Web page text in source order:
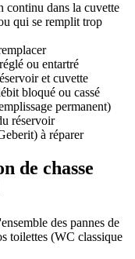
continu dans la cuvette
qui se remplit trop
ou entartré
et cuvette
bloqué ou cassé
permanent)
réservoir
à réparer
de chasse
des pannes de
toilettes (WC classique